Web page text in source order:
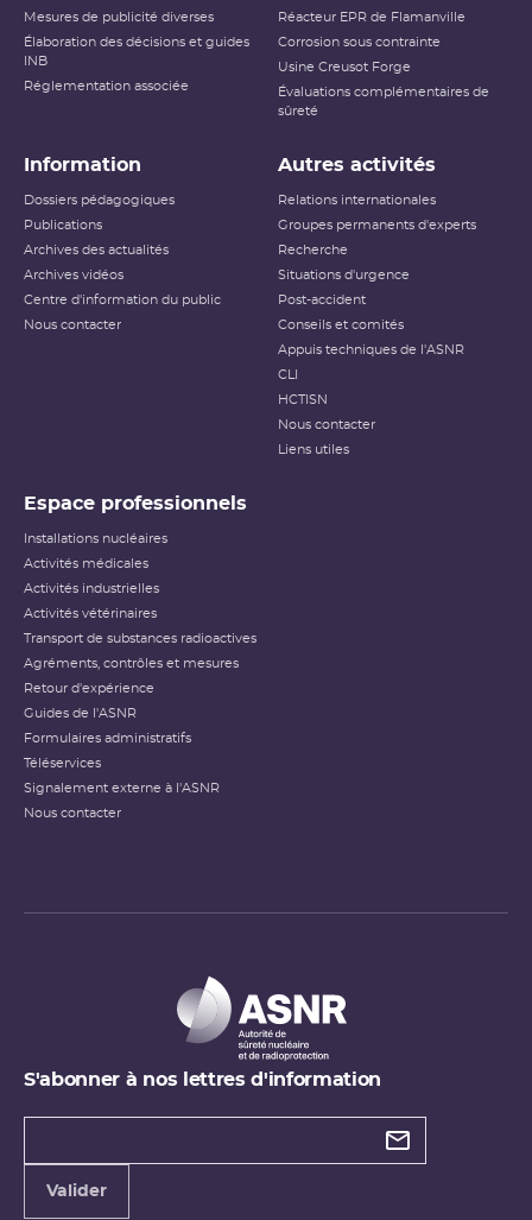
Mesures de publicité diverses
Élaboration des décisions et guides
INB
Réglementation associée
Réacteur EPR de Flamanville
Corrosion sous contrainte
Usine Creusot Forge
Évaluations complémentaires de
sûreté
Information
Dossiers pédagogiques
Publications
Archives des actualités
Archives vidéos
Centre d'information du public
Nous contacter
Autres activités
Relations internationales
Groupes permanents d'experts
Recherche
Situations d'urgence
Post-accident
Conseils et comités
Appuis techniques de l'ASNR
CLI
HCTISN
Nous contacter
Liens utiles
Espace professionnels
Installations nucléaires
Activités médicales
Activités industrielles
Activités vétérinaires
Transport de substances radioactives
Agréments, contrôles et mesures
Retour d'expérience
Guides de l'ASNR
Formulaires administratifs
Téléservices
Signalement externe à l'ASNR
Nous contacter
S'abonner à nos lettres d'information
Types de
Valider